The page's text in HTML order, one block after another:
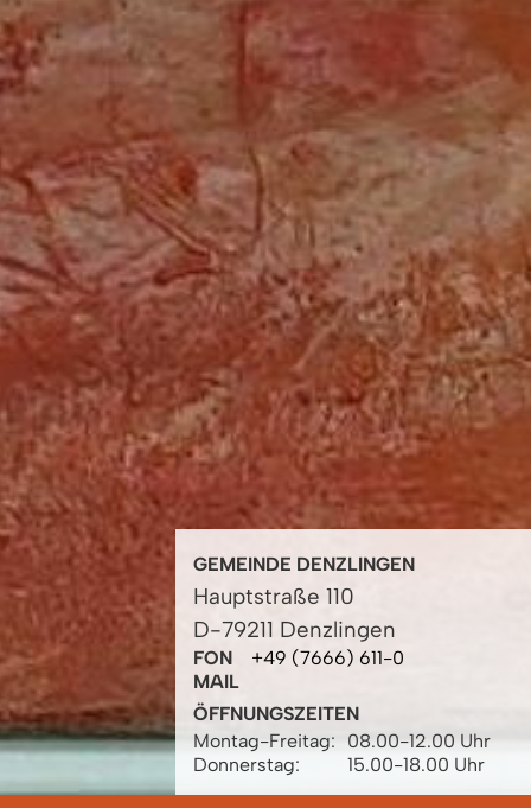
GEMEINDE DENZLINGEN
Hauptstraße 110
D-79211 Denzlingen
FON
+49 (7666) 611-0
MAIL
ÖFFNUNGSZEITEN
Montag-Freitag:
08.00-12.00 Uhr
Donnerstag:
15.00-18.00 Uhr